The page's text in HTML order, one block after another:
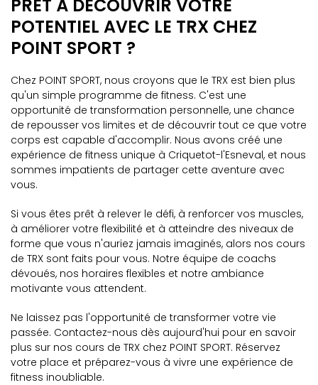
PRÊT À DÉCOUVRIR VOTRE
POTENTIEL AVEC LE TRX CHEZ
POINT SPORT ?
Chez POINT SPORT, nous croyons que le TRX est bien plus
qu'un simple programme de fitness. C'est une
opportunité de transformation personnelle, une chance
de repousser vos limites et de découvrir tout ce que votre
corps est capable d'accomplir. Nous avons créé une
expérience de fitness unique à Criquetot-l'Esneval, et nous
sommes impatients de partager cette aventure avec
vous.
Si vous êtes prêt à relever le défi, à renforcer vos muscles,
à améliorer votre flexibilité et à atteindre des niveaux de
forme que vous n'auriez jamais imaginés, alors nos cours
de TRX sont faits pour vous. Notre équipe de coachs
dévoués, nos horaires flexibles et notre ambiance
motivante vous attendent.
Ne laissez pas l'opportunité de transformer votre vie
passée. Contactez-nous dès aujourd'hui pour en savoir
plus sur nos cours de TRX chez POINT SPORT. Réservez
votre place et préparez-vous à vivre une expérience de
fitness inoubliable.